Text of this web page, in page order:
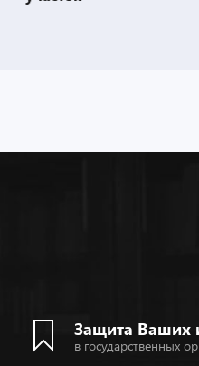
Защита Ваших
в государственных